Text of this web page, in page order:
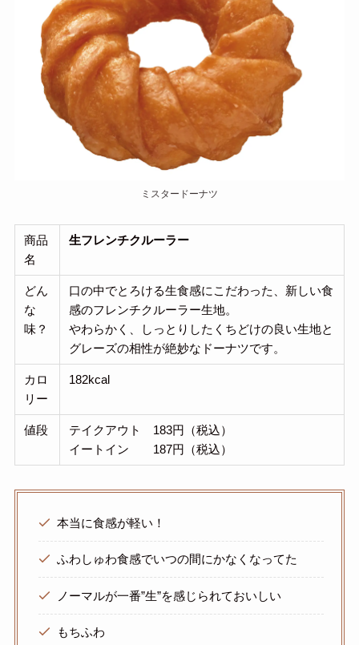
ミスタードーナツ
商品
名
生フレンチクルーラー
どん
な
味？
口の中でとろける生食感にこだわった、新しい食
感のフレンチクルーラー生地。
やわらかく、しっとりしたくちどけの良い生地と
グレーズの相性が絶妙なドーナツです。
カロ
リー
182kcal
値段
テイクアウト 183円（税込）
イートイン 187円（税込）
本当に食感が軽い！
ふわしゅわ食感でいつの間にかなくなってた
ノーマルが一番”生”を感じられておいしい
もちふわ